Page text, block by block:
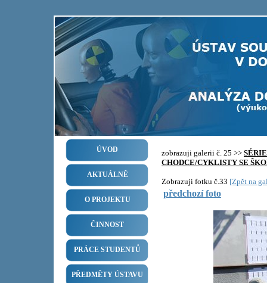
ÚVOD
AKTUÁLNĚ
O PROJEKTU
ČINNOST
PRÁCE STUDENTŮ
PŘEDMĚTY ÚSTAVU
zobrazuji galerii č. 25 >>
CHODCE/CYKLISTY SE
Zobrazuji fotku č.33 [Zpět na
předchozí foto